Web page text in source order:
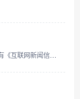
财联社由上海报业集团主管主办，持有《互联网新闻信息服务许可证》的主流财经新闻集团和财经通讯社，涵盖A股24小时电报、股市、金融、行情看盘、科创板等证券资讯，以“准确、快速、权威、专业”为新闻准则，致力于为投资者提供“媒体+资讯+数据+服务+交易”五位于一体的全方位金融服务。